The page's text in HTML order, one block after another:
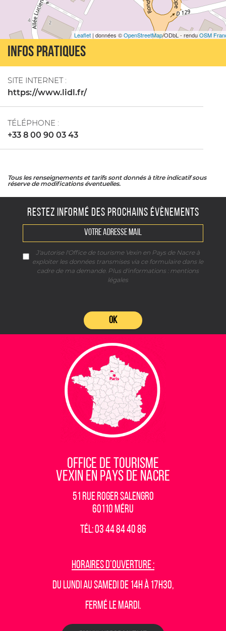
Leaflet | données ©OpenStreetMap/ODbL - renduOSM
SITE INTERNET :
https://www.lidl.fr/
TÉLÉPHONE :
+33 8 00 90 03 43
INFOS PRATIQUES
Tous les renseignements et tarifs sont donnés à titre indicatif sous
réserve de modifications éventuelles.
RESTEZ INFORMÉ DES PROCHAINS ÉVÈNEMENTS
J'autorise l'Office de tourisme Vexin en Pays de Nacre à
exploiter les données transmises via ce formulaire dans le
cadre de ma demande. Plus d'informations : mentions
légales
OK
OFFICE DE TOURISME
VEXIN EN PAYS DE NACRE
51 rue Roger Salengro
60110 Méru
Tél: 03 44 84 40 86
Horaires d’ouverture :
Du lundi au samedi de 14h à 17h30,
fermé le mardi.